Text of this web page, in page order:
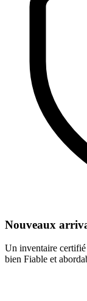
Nouveaux
Un inventaire
bien Fiable et